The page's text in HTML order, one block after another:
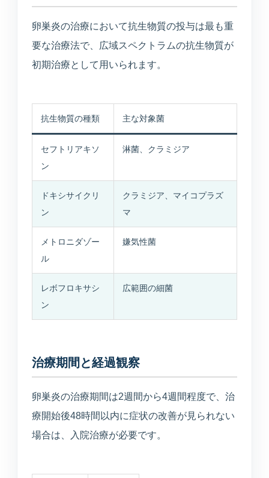
卵巣炎の治療において抗生物質の投与は最も重
要な治療法で、広域スペクトラムの抗生物質が
初期治療として用いられます。
抗生物質の種類 主な対象菌
セフトリアキソ
ン
淋菌、クラミジア
ドキシサイクリ
ン
クラミジア、マイコプラズ
マ
メトロニダゾー
ル
嫌気性菌
レボフロキサシ
ン
広範囲の細菌
治療期間と経過観察
卵巣炎の治療期間は2週間から4週間程度で、治
療開始後48時間以内に症状の改善が見られない
場合は、入院治療が必要です。